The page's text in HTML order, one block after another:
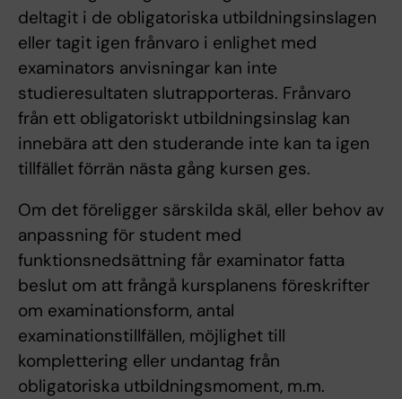
deltagit i de obligatoriska utbildningsinslagen
eller tagit igen frånvaro i enlighet med
examinators anvisningar kan inte
studieresultaten slutrapporteras. Frånvaro
från ett obligatoriskt utbildningsinslag kan
innebära att den studerande inte kan ta igen
tillfället förrän nästa gång kursen ges.
Om det föreligger särskilda skäl, eller behov av
anpassning för student med
funktionsnedsättning får examinator fatta
beslut om att frångå kursplanens föreskrifter
om examinationsform, antal
examinationstillfällen, möjlighet till
komplettering eller undantag från
obligatoriska utbildningsmoment, m.m.